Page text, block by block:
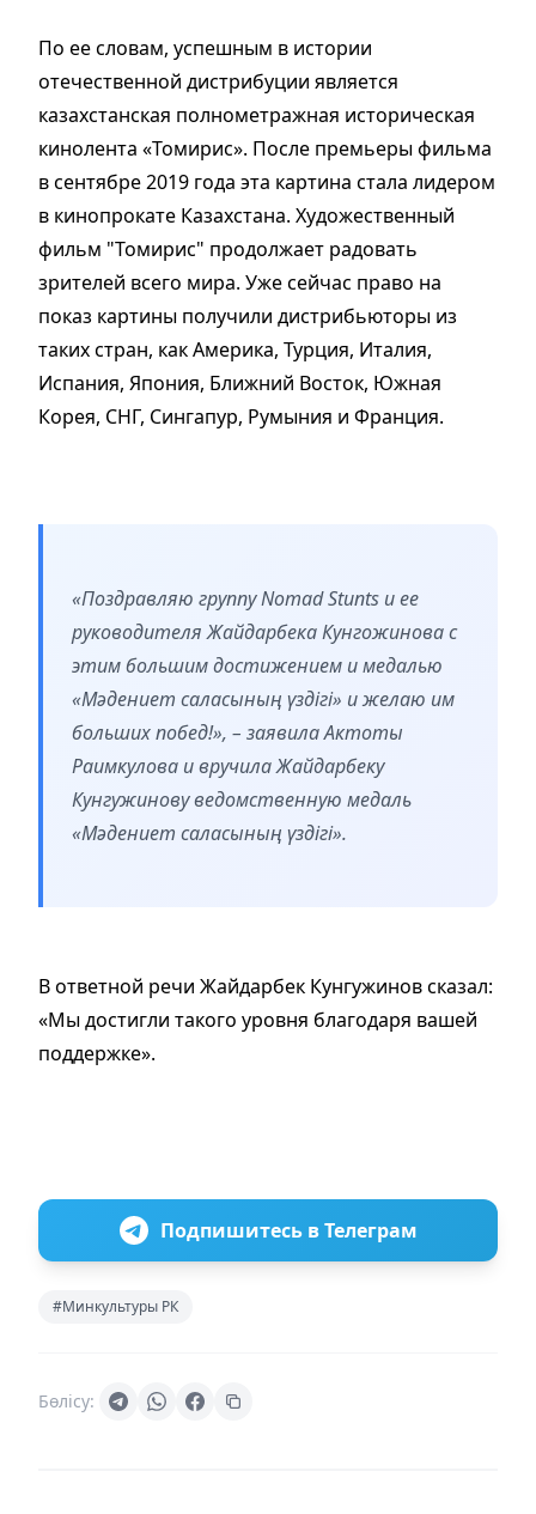
По ее словам, успешным в истории
отечественной дистрибуции является
казахстанская полнометражная историческая
кинолента «Томирис». После премьеры фильма
в сентябре 2019 года эта картина стала лидером
в кинопрокате Казахстана. Художественный
фильм "Томирис" продолжает радовать
зрителей всего мира. Уже сейчас право на
показ картины получили дистрибьюторы из
таких стран, как Америка, Турция, Италия,
Испания, Япония, Ближний Восток, Южная
Корея, СНГ, Сингапур, Румыния и Франция.
«Поздравляю группу Nomad Stunts и ее
руководителя Жайдарбека Кунгожинова с
этим большим достижением и медалью
«Мәдениет саласының үздігі» и желаю им
больших побед!», – заявила Актоты
Раимкулова и вручила Жайдарбеку
Кунгужинову ведомственную медаль
«Мәдениет саласының үздігі».
В ответной речи Жайдарбек Кунгужинов сказал:
«Мы достигли такого уровня благодаря вашей
поддержке».
Подпишитесь в Телеграм
#Минкультуры РК
Бөлісу: